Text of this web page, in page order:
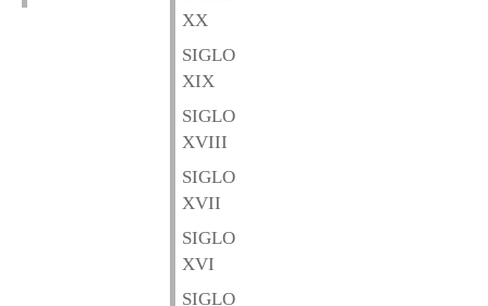
XX
SIGLO
XIX
SIGLO
XVIII
SIGLO
XVII
SIGLO
XVI
SIGLO